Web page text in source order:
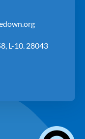
L-10. 28043